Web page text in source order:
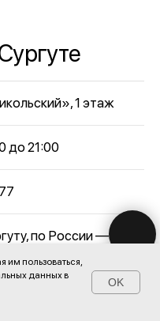
им пользоваться,
данных в
OK
1 этаж
до 21:00
по России —